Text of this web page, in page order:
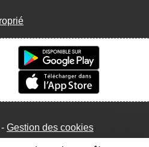
Gestion des cookies